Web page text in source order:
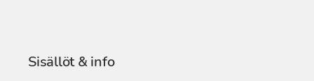
Sisällöt & info